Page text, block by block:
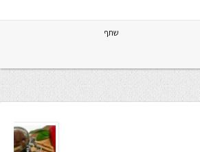
שתף